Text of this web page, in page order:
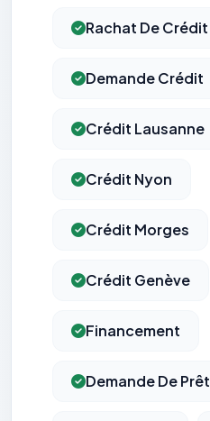
Rachat De Crédit
Demande Crédit
Crédit Lausanne
Crédit Nyon
Crédit Morges
Crédit Genève
Financement
Demande De Prêt